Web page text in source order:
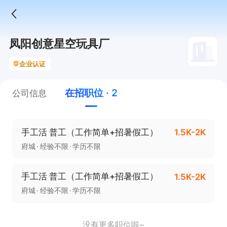
凤阳创意星空玩具厂
企业认证
公司信息 在招职位 · 2
手工活 普工（工作简单+招暑假工） 1.5K-2K
府城 经验不限 学历不限
手工活 普工（工作简单+招暑假工） 1.5K-2K
府城 经验不限 学历不限
没有更多职位啦~